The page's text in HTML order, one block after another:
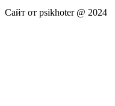
Сайт от psikhoter @ 2024